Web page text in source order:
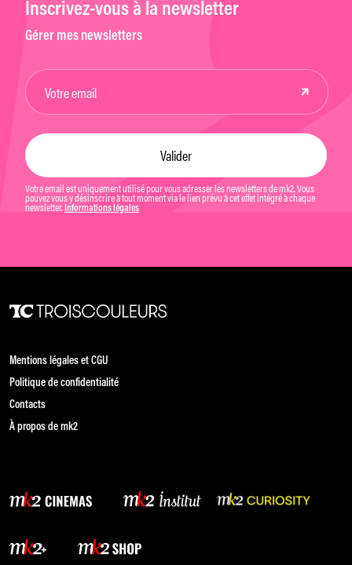
Inscrivez-vous à la newsletter
Gérer mes newsletters
Votre email est uniquement utilisé pour vous adresser les newsletters de mk2. Vous
pouvez vous y désinscrire à tout moment via le lien prévu à cet effet intégré à chaque
newsletter. Informations légales
Mentions légales et CGU
Politique de confidentialité
Contacts
À propos de mk2